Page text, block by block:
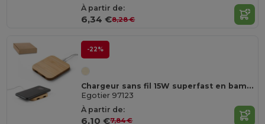
À partir de:
6,34 €8,28 €
-22%
Chargeur sans fil 15W superfast en bambou
Egotier 97123
À partir de:
6,10 €7,84 €